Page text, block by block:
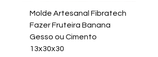
Molde Artesanal Fibratech
Fazer Fruteira Banana
Gesso ou Cimento
13x30x30